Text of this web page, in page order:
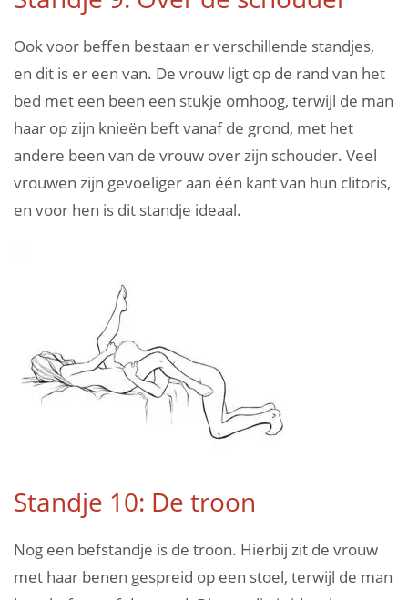
Ook voor beffen bestaan er verschillende standjes,
en dit is er een van. De vrouw ligt op de rand van het
bed met een been een stukje omhoog, terwijl de man
haar op zijn knieën beft vanaf de grond, met het
andere been van de vrouw over zijn schouder. Veel
vrouwen zijn gevoeliger aan één kant van hun clitoris,
en voor hen is dit standje ideaal.
Standje 10: De troon
Nog een befstandje is de troon. Hierbij zit de vrouw
met haar benen gespreid op een stoel, terwijl de man